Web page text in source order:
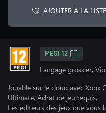
AJOUTER À LA
PEGI 12
Langage grossier,
Jouable sur le cloud avec Xbox
Ultimate. Achat de jeu requis.
Les éditeurs des jeux que vous